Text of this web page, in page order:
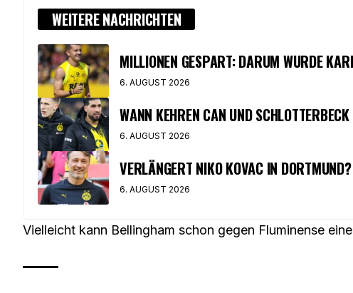
WEITERE NACHRICHTEN
MILLIONEN GESPART: DARUM WURDE
6. AUGUST 2026
WANN KEHREN CAN UND
6. AUGUST 2026
VERLÄNGERT NIKO KOVAC IN
6. AUGUST 2026
Vielleicht kann Bellingham schon gegen Fluminense